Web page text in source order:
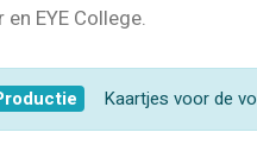
EYE College.
Kaartjes voor de